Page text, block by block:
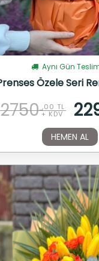
Aynı Gün
Özele Seri
2750 ,00 TL
+ KDV
HEMEN AL